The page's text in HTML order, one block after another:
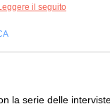
il seguito
la serie delle